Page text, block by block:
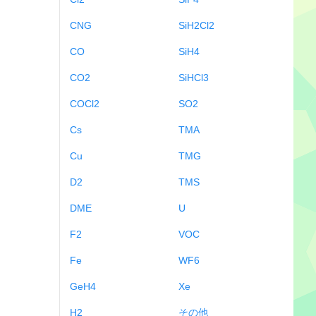
CNG
CO
CO2
COCl2
Cs
Cu
D2
DME
F2
Fe
GeH4
H2
SiH2Cl2
SiH4
SiHCl3
SO2
TMA
TMG
TMS
U
VOC
WF6
Xe
その他